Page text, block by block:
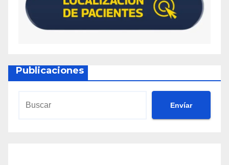
Publicaciones
Envíar